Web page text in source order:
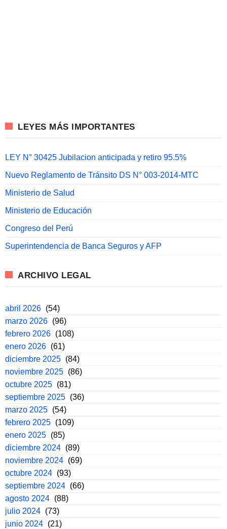
LEYES MÁS IMPORTANTES
LEY N° 30425 Jubilacion anticipada y retiro 95.5%
Nuevo Reglamento de Tránsito DS N° 003-2014-MTC
Ministerio de Salud
Ministerio de Educación
Congreso del Perú
Superintendencia de Banca Seguros y AFP
ARCHIVO LEGAL
abril 2026 (54)
marzo 2026 (96)
febrero 2026 (108)
enero 2026 (61)
diciembre 2025 (84)
noviembre 2025 (86)
octubre 2025 (81)
septiembre 2025 (36)
marzo 2025 (54)
febrero 2025 (109)
enero 2025 (85)
diciembre 2024 (89)
noviembre 2024 (69)
octubre 2024 (93)
septiembre 2024 (66)
agosto 2024 (88)
julio 2024 (73)
junio 2024 (21)